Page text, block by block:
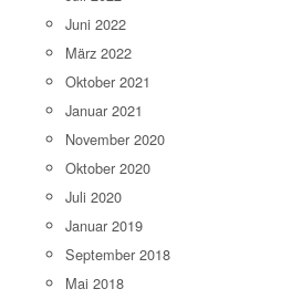
Juni 2022
März 2022
Oktober 2021
Januar 2021
November 2020
Oktober 2020
Juli 2020
Januar 2019
September 2018
Mai 2018